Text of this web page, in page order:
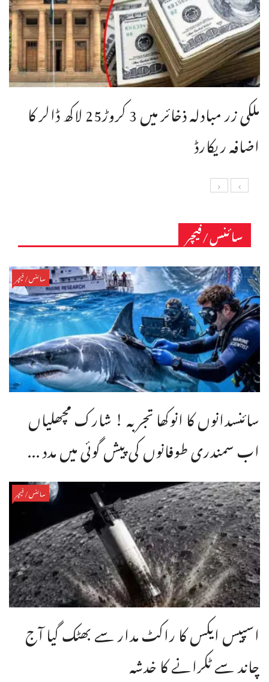
ملکی زر مبادلہ ذخائر میں 3 کروڑ25 لاکھ ڈالر کا
اضافہ ریکارڈ
سائنس/فیچر
سائنس/فیچر
سائنسدانوں کا انوکھا تجربہ ! شارک مچھلیاں
اب سمندری طوفانوں کی پیش گوئی میں مدد ...
سائنس/فیچر
اسپیس ایکس کا راکٹ مدار سے بھٹک گیا آج
چاند سے ٹکرانے کا خدشہ